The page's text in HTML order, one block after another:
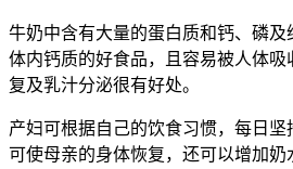
牛奶中含有大量的蛋白质和钙、磷
体内钙质的好食品，且容易被人体
复及乳汁分泌很有好处。
产妇可根据自己的饮食习惯，每日坚
可使母亲的身体恢复，还可以增加奶